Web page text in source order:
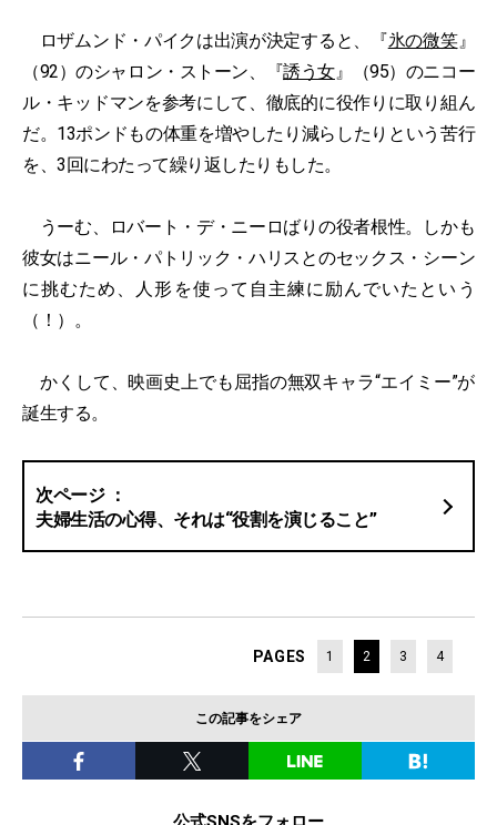
ロザムンド・パイクは出演が決定すると、『氷の微笑』
（92）のシャロン・ストーン、『誘う女』（95）のニコー
ル・キッドマンを参考にして、徹底的に役作りに取り組ん
だ。13ポンドもの体重を増やしたり減らしたりという苦行
を、3回にわたって繰り返したりもした。
うーむ、ロバート・デ・ニーロばりの役者根性。しかも
彼女はニール・パトリック・ハリスとのセックス・シーン
に挑むため、人形を使って自主練に励んでいたという
（！）。
かくして、映画史上でも屈指の無双キャラ“エイミー”が
誕生する。
夫婦生活の心得、それは“役割を演じること”
PAGES 1 2 3 4
この記事をシェア